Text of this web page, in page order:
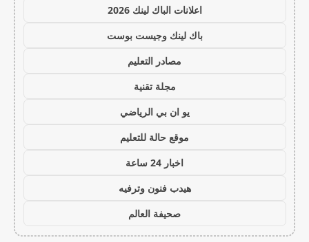
اعلانات الباك لينك 2026
باك لينك وجيست بوست
مصادر التعليم
مجلة تقنية
يو ان بي الرياضي
موقع حالة للتعليم
اخبار 24 ساعة
هيدب فنون وترفيه
صحيفة العالم